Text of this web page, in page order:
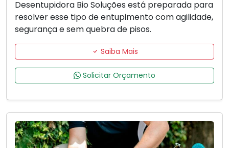
Desentupidora Bio Soluções está preparada para
resolver esse tipo de entupimento com agilidade,
segurança e sem quebra de pisos.
Saiba Mais
Solicitar Orçamento